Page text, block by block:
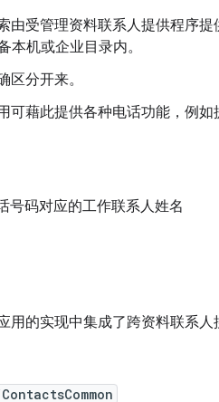
受管理资料联系人提供程序提
机或企业目录内。
分开来。
藉此提供各种电话功能，例
号码对应的工作联系人姓名
的实现中集成了跨资料联系人